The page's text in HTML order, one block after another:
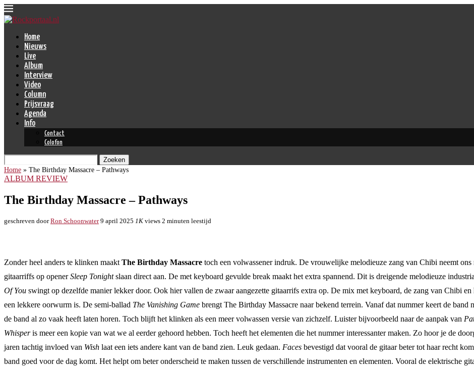
Home
Nieuws
Live
Album
Interview
Video
Column
Prijsvraag
Agenda
Info
Contact
Colofon
Zoeken
Home » The Birthday Massacre – Pathways
ALBUM REVIEW
The Birthday Massacre – Pathways
geschreven doorRon Schoonwater 9 april 2025 1K views 2 minuten leestijd
Zonder heel anders te klinken maakt The Birthday Massacre toch een volwassener indruk. De vrouwelijke melodieuze zang van Chibi neemt
gitaarriffs op openerSleep Tonightslaan direct aan. De met keyboard gevulde break maakt het extra spannend. Dit is dreigende melodieuze
Of You swingt op dezelfde manier lekker door. Ook hier vallen de zwaar aangezette gitaarrifs extra op. De mix met keyboard, de zang van Chibi
een lekkere oorwurm is. De semi-ballad The Vanishing Game brengt The Birthday Massacre naar bekend terrein. Vanaf dat nummer keert de band
de band al zo vaak heeft laten horen. Toch blijft het klinken als een meer volwassen versie van zichzelf. Luister bijvoorbeeld naar de aanpak van
Whisperis meer een kopie van wat we al eerder gehoord hebben. Toch heeft het elementen die het nummer interessanter maken. Zo hoor je de
jaren tachtig invloed van Wish laat een iets andere kant van de band zien. Leuk gedaan. Faces bevestigd dat vooral de gitaar beter tot haar recht
band goed voor de dag komt. Het helpt om beter onderscheid te maken tussen de verschillende instrumenten en elementen. Vooral de elektrische